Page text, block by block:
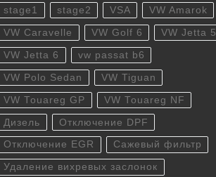
stage1 stage2 VSA VW Amarok
VW Caravelle VW Golf 6 VW Jetta 5
VW Jetta 6 vw passat b6
VW Polo Sedan VW Tiguan
VW Touareg GP VW Touareg NF
Дизель Отключение DPF
Отключение EGR Сажевый фильтр
Удаление вихревых заслонок